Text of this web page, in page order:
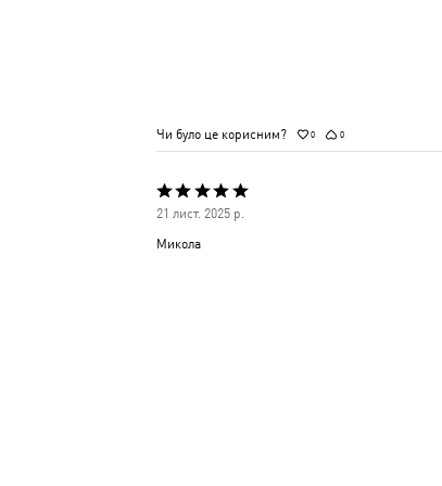
Чи було це корисним? 0 0
Оцінено
21 лист. 2025 р.
Микола